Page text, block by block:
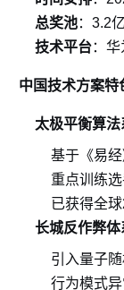
总奖池：3.2
技术平台：
中国技术方案特
太极平衡算法
基于《易
重点训练
已获得全
长城反作弊体
引入量子
行为模式